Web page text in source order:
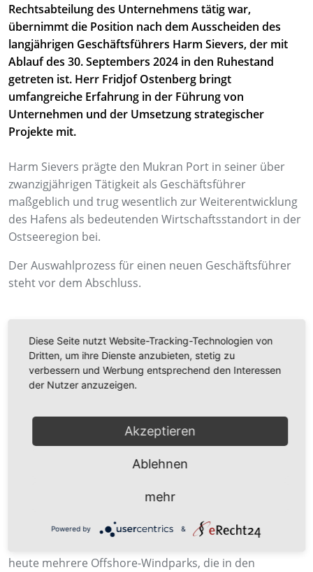
Rechtsabteilung des Unternehmens tätig war,
übernimmt die Position nach dem Ausscheiden des
langjährigen Geschäftsführers Harm Sievers, der mit
Ablauf des 30. Septembers 2024 in den Ruhestand
getreten ist. Herr Fridjof Ostenberg bringt
umfangreiche Erfahrung in der Führung von
Unternehmen und der Umsetzung strategischer
Projekte mit.
Harm Sievers prägte den Mukran Port in seiner über
zwanzigjährigen Tätigkeit als Geschäftsführer
maßgeblich und trug wesentlich zur Weiterentwicklung
des Hafens als bedeutenden Wirtschaftsstandort in der
Ostseeregion bei.
Der Auswahlprozess für einen neuen Geschäftsführer
steht vor dem Abschluss.
Über den Mukran Port
Der Mukran Port auf Rügen bietet auf einer
Gesamtfläche von knapp 430 Hektar mit Fähr-,
sowie umfangreichen Produktions- und Lagerflächen
alles, was einen modernen Multifunktionshafen
ausmacht. Der Hafen verfügt über Seeverbindungen zu
erlaubt eine einfache Hafenansteuerung ohne
ideale Bedingungen für die Offshore-Windindustrie: Im
heute mehrere Offshore-Windparks, die in den
Diese Seite nutzt Website-Tracking-Technologien von
Dritten, um ihre Dienste anzubieten, stetig zu
verbessern und Werbung entsprechend den Interessen
der Nutzer anzuzeigen.
Akzeptieren
Ablehnen
mehr
Powered by &